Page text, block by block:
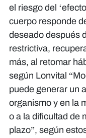
el riesgo del
cuerpo responde
deseado después
restrictiva,
más, al retomar
según Lonvital
puede generar un
organismo y en la
o a la dificultad de
plazo”, según